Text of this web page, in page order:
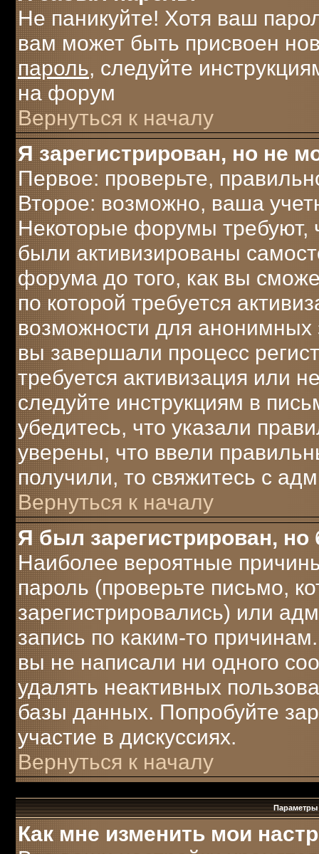
Не паникуйте! Хотя ваш
вам может быть присвоен
пароль, следуйте
на форум
Вернуться к началу
Я зарегистрирован, но не
Первое: проверьте,
Второе: возможно, ваша
Некоторые форумы требуют,
были активизированы
форума до того, как вы
по которой требуется
возможности для анонимных
вы завершали процесс
требуется активизация или
следуйте инструкциям в
убедитесь, что указали
уверены, что ввели
получили, то свяжитесь с
Вернуться к началу
Я был зарегистрирован,
Наиболее вероятные
пароль (проверьте письмо,
зарегистрировались) или
запись по каким-то
вы не написали ни одного
удалять неактивных
базы данных. Попробуйте
участие в дискуссиях.
Вернуться к началу
Параметры
Как мне изменить мои